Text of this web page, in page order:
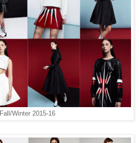
Fall/Winter 2015-16